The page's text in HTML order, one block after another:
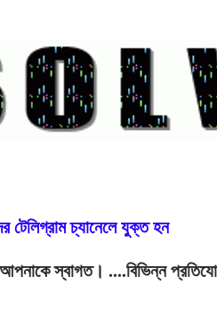
টেলিগ্রাম চ্যানেলে যুক্ত হন
....বিভিন্ন প্রতিযোগিতামূলক